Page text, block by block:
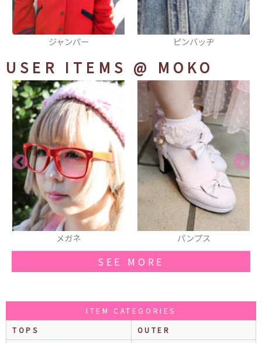
ピンバッヂ 寿司ネイル
USER ITEMS @ MOKO
パンプス パンプス
SEE MORE
ITEM CATEGORIES
TOPS
OUTER